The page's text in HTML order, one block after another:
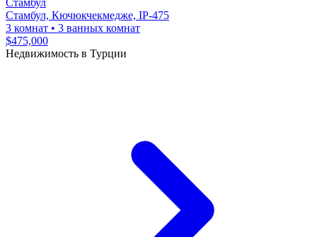
Стамбул, Кючюкчекмедже, IP-475
3 комнат • 3 ванных комнат
$475,000
Недвижимость в Турции